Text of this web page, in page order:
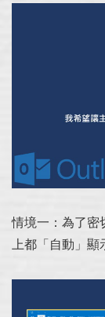
情境一：為了密
上都「自動」顯